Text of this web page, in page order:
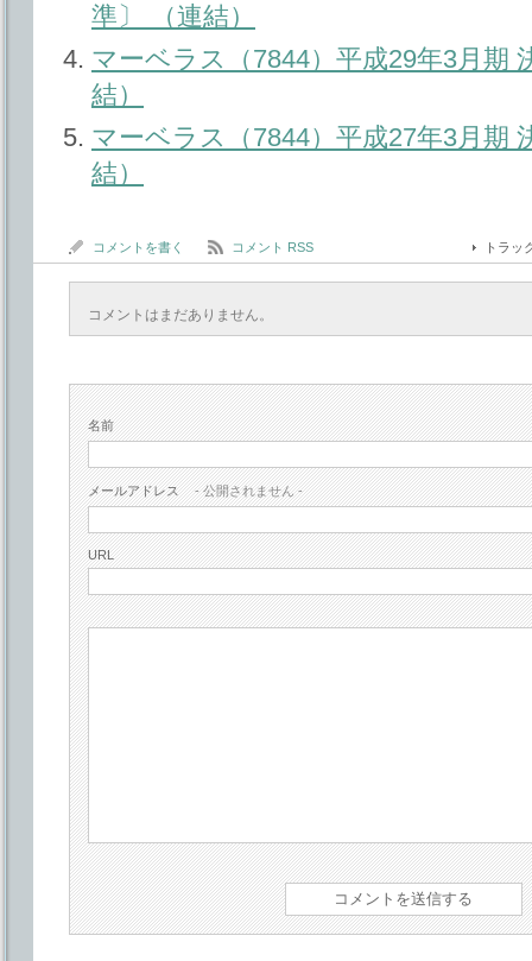
準〕 （連結）
マーベラス（7844）平成29年3月期
結）
マーベラス（7844）平成27年3月期
結）
コメントを書く コメント RSS トラ
コメントはまだありません。
名前
メールアドレス - 公開されません -
URL